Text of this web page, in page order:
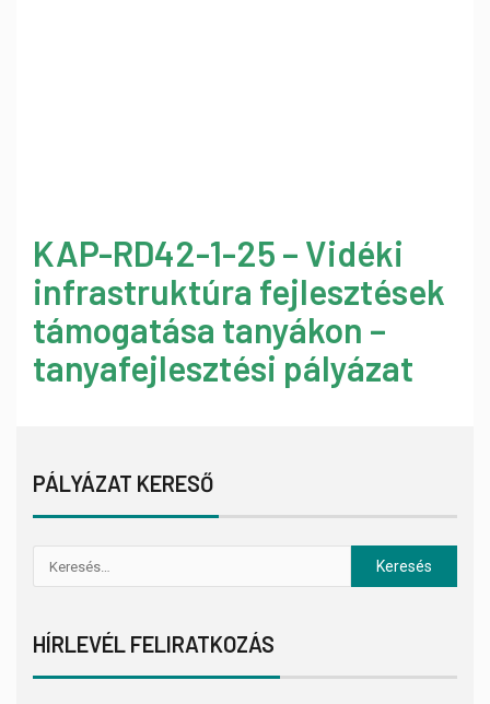
KAP-RD42-1-25 – Vidéki
infrastruktúra fejlesztések
támogatása tanyákon –
tanyafejlesztési pályázat
PÁLYÁZAT KERESŐ
HÍRLEVÉL FELIRATKOZÁS